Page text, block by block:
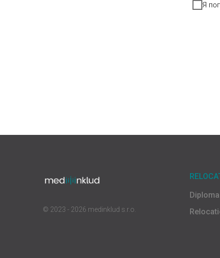
Я
© 2023 - 2026 medinklud s.r.o.
Diploma